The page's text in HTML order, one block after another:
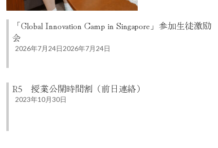
「Global Innovation Camp in Singapore」参加生徒激励
会
2026年7月24日2026年7月24日
R5 授業公開時間割（前日連絡）
2023年10月30日